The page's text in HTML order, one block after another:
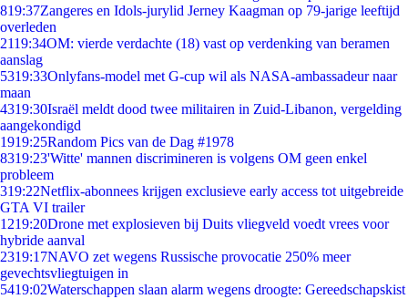
819:37Zangeres en Idols-jurylid Jerney Kaagman op 79-jarige leeftijd
overleden
2119:34OM: vierde verdachte (18) vast op verdenking van beramen
aanslag
5319:33Onlyfans-model met G-cup wil als NASA-ambassadeur naar
maan
4319:30Israël meldt dood twee militairen in Zuid-Libanon, vergelding
aangekondigd
1919:25Random Pics van de Dag #1978
8319:23'Witte' mannen discrimineren is volgens OM geen enkel
probleem
319:22Netflix-abonnees krijgen exclusieve early access tot uitgebreide
GTA VI trailer
1219:20Drone met explosieven bij Duits vliegveld voedt vrees voor
hybride aanval
2319:17NAVO zet wegens Russische provocatie 250% meer
gevechtsvliegtuigen in
5419:02Waterschappen slaan alarm wegens droogte: Gereedschapskist